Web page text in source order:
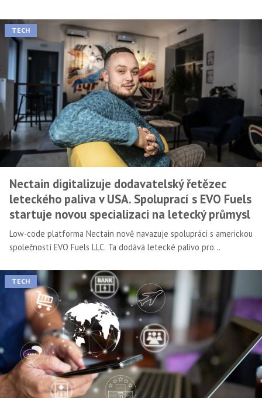
TECH
Nectain digitalizuje dodavatelský řetězec
leteckého paliva v USA. Spoluprací s EVO Fuels
startuje novou specializaci na letecký průmysl
Low-code platforma Nectain nově navazuje spolupráci s americkou
společností EVO Fuels LLC. Ta dodává letecké palivo pro
charterových letadel a vojenských letadel provozovaných po
celém světě. Platforma Nectain za oceánem nasadila své řešení
pro inteligentní rozpoznávání dokumentů a pomůže tak s
digitalizací převážně papírového odvětví.
TECH